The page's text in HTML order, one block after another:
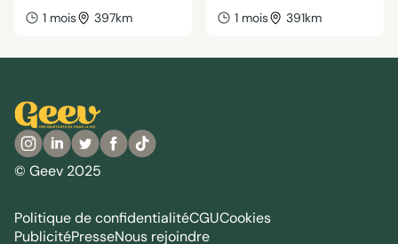
1 mois 397km 1 mois 391km
© Geev 2025
Politique de confidentialitéCGUCookies
PublicitéPresseNous rejoindre